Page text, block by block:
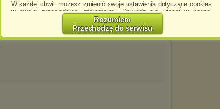
W każdej chwili możesz zmienić swoje ustawienia dotyczące cookies
w swojej przeglądarce internetowej. Dowiedz się więcej w naszej
http://chomikuj.pl/PolitykaPrywatnosci.aspx
Jednocześnie informujemy że zmiana ustawień przeglądarki może
spowodować ograniczenie korzystania ze strony Chomikuj.pl.
Rozumiem
Przechodzę do serwisu